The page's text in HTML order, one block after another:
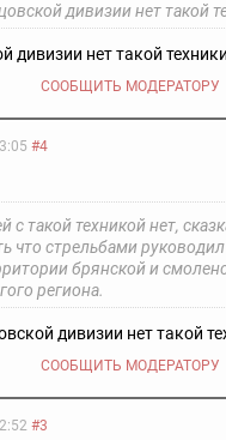
дивизии нет такой
дивизии нет такой
СООБЩИТЬ МОДЕРАТОРУ
#4
с такой техникой нет,
что стрельбами
брянской и
региона.
дивизии нет такой
СООБЩИТЬ МОДЕРАТОРУ
#3